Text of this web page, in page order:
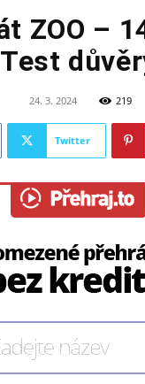
ZOO –
Test
24. 3. 2024 219
Twitter